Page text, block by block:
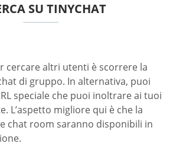
SU TINYCHAT
cercare altri utenti è scorrere la
di gruppo. In alternativa, puoi
speciale che puoi inoltrare ai tuoi
L’aspetto migliore qui è che la
chat room saranno disponibili in